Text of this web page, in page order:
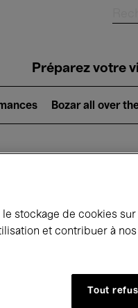
Préparez votre
Bozar all over
à
stockage de cookies
et contribuer à
Tout